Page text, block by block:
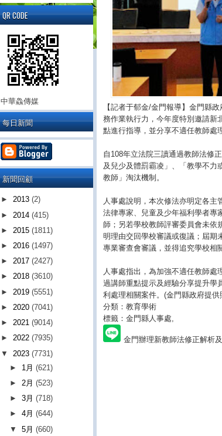
【記者于郁金/金門報導】金門縣
務作業執行力，今年度特別邀請新
點進行指導，並分享不適任教師處
自108年立法院三讀通過教師法修
及兒少及體罰霸凌」、「教學不力
教師」淘汰機制。
人事處說明，本次修法亦明定各
法律專家、兒童及少年福利學者專
師；另若學校教師評審委員會未依
明理由交回學校審議或復議；屆期
專業審查會審議，並得追究學校相
人事處指出，為加強不適任教師
過講師重點提示及經驗分享提升學
利處理相關案件。(金門縣政府提供
分類：教育學術
標籤：金門縣人事處
金門辦理新教師法修正解析
QR CODE
中華鱻傳媒
每日新聞
新聞回顧
► 2013 (2)
► 2014 (415)
► 2015 (1811)
► 2016 (1497)
► 2017 (2427)
► 2018 (3610)
► 2019 (5551)
► 2020 (7041)
► 2021 (9014)
► 2022 (7935)
▼ 2023 (7731)
► 1月(621)
► 2月(523)
►3月(718)
►4月(644)
▼5月(660)